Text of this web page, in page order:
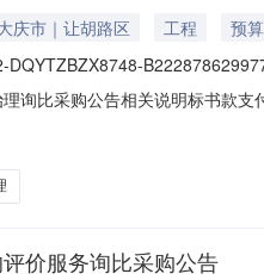
庆市｜让胡路区 工程
预
DQYTZBZX8748-
询比采购公告相关说明标书款
价服务询比采购公告